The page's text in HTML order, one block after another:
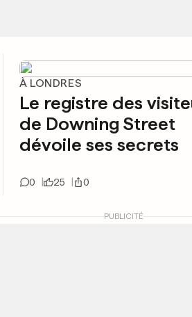
À LONDRES
Le registre des
de Downing Street
dévoile ses secrets
0 25 0
PUBLICITÉ